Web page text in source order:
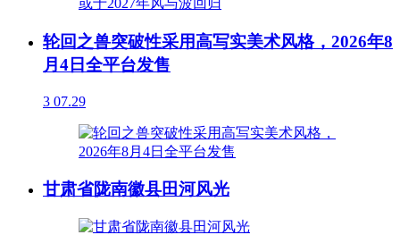
轮回之兽突破性采用高写实美术风格，2026年8
月4日全平台发售
3 07.29
甘肃省陇南徽县田河风光